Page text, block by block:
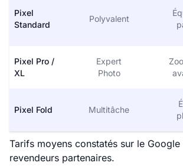
Pixel
Standard
Polyvalent
Pixel Pro /
XL
Expert
Photo
Pixel Fold Multitâche
Tarifs moyens constatés sur le Google
revendeurs partenaires.